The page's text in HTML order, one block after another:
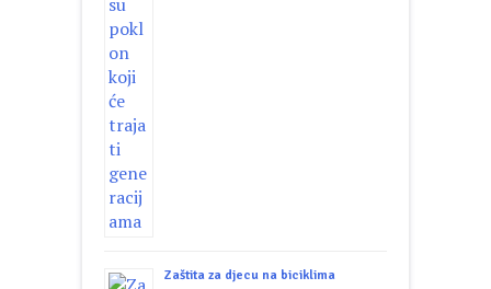
Zaštita za djecu na biciklima